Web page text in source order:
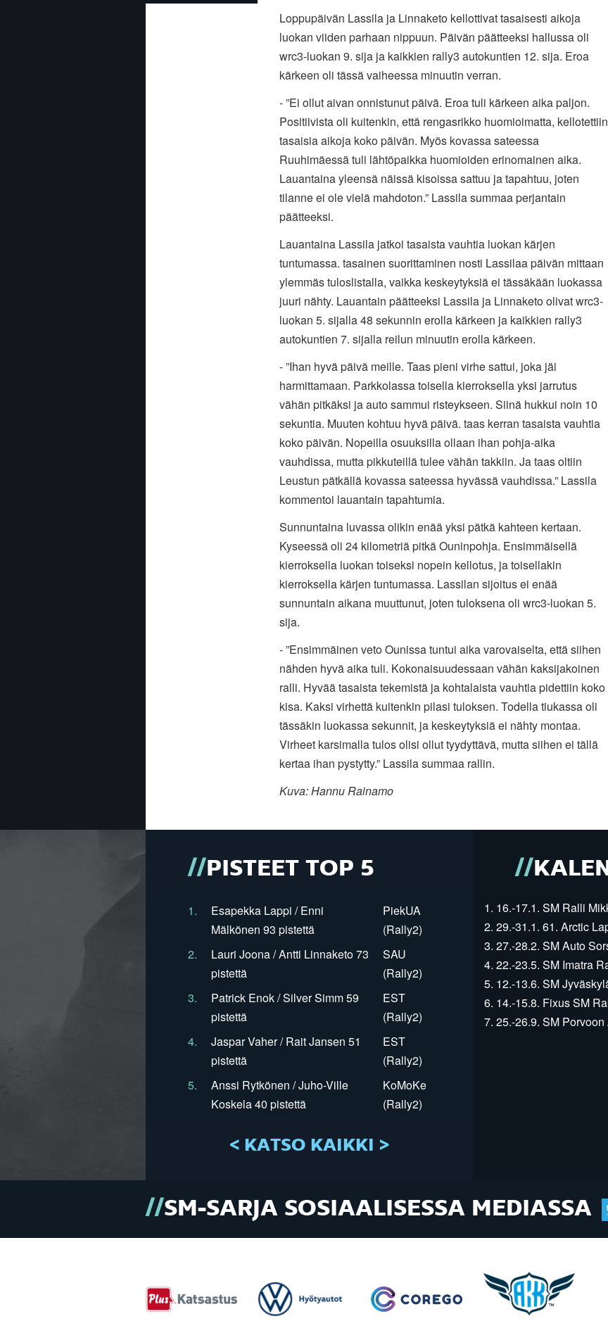
Loppupäivän Lassila ja Linnaketo kellottivat tasaisesti aikoja
luokan viiden parhaan nippuun. Päivän päätteeksi hallussa oli
wrc3-luokan 9. sija ja kaikkien rally3 autokuntien 12. sija. Eroa
kärkeen oli tässä vaiheessa minuutin verran.
- ”Ei ollut aivan onnistunut päivä. Eroa tuli kärkeen aika paljon.
Positiivista oli kuitenkin, että rengasrikko huomioimatta, kellotettiin
tasaisia aikoja koko päivän. Myös kovassa sateessa
Ruuhimäessä tuli lähtöpaikka huomioiden erinomainen aika.
Lauantaina yleensä näissä kisoissa sattuu ja tapahtuu, joten
tilanne ei ole vielä mahdoton.” Lassila summaa perjantain
päätteeksi.
Lauantaina Lassila jatkoi tasaista vauhtia luokan kärjen
tuntumassa. tasainen suorittaminen nosti Lassilaa päivän mittaan
ylemmäs tuloslistalla, vaikka keskeytyksiä ei tässäkään luokassa
juuri nähty. Lauantain päätteeksi Lassila ja Linnaketo olivat wrc3-
luokan 5. sijalla 48 sekunnin erolla kärkeen ja kaikkien rally3
autokuntien 7. sijalla reilun minuutin erolla kärkeen.
- ”Ihan hyvä päivä meille. Taas pieni virhe sattui, joka jäi
harmittamaan. Parkkolassa toisella kierroksella yksi jarrutus
vähän pitkäksi ja auto sammui risteykseen. Siinä hukkui noin 10
sekuntia. Muuten kohtuu hyvä päivä. taas kerran tasaista vauhtia
koko päivän. Nopeilla osuuksilla ollaan ihan pohja-aika
vauhdissa, mutta pikkuteillä tulee vähän takkiin. Ja taas oltiin
Leustun pätkällä kovassa sateessa hyvässä vauhdissa.” Lassila
kommentoi lauantain tapahtumia.
Sunnuntaina luvassa olikin enää yksi pätkä kahteen kertaan.
Kyseessä oli 24 kilometriä pitkä Ouninpohja. Ensimmäisellä
kierroksella luokan toiseksi nopein kellotus, ja toisellakin
kierroksella kärjen tuntumassa. Lassilan sijoitus ei enää
sunnuntain aikana muuttunut, joten tuloksena oli wrc3-luokan 5.
sija.
- ”Ensimmäinen veto Ounissa tuntui aika varovaiselta, että siihen
nähden hyvä aika tuli. Kokonaisuudessaan vähän kaksijakoinen
ralli. Hyvää tasaista tekemistä ja kohtalaista vauhtia pidettiin koko
kisa. Kaksi virhettä kuitenkin pilasi tuloksen. Todella tiukassa oli
tässäkin luokassa sekunnit, ja keskeytyksiä ei nähty montaa.
Virheet karsimalla tulos olisi ollut tyydyttävä, mutta siihen ei tällä
kertaa ihan pystytty.” Lassila summaa rallin.
Kuva: Hannu Rainamo
PISTEET TOP 5
1.
Esapekka Lappi / Enni
Mälkönen 93 pistettä
PiekUA
(Rally2)
2.
Lauri Joona / Antti Linnaketo 73
pistettä
SAU
(Rally2)
3.
Patrick Enok / Silver Simm 59
pistettä
EST
(Rally2)
4.
Jaspar Vaher / Rait Jansen 51
pistettä
EST
(Rally2)
5.
Anssi Rytkönen / Juho-Ville
Koskela 40 pistettä
KoMoKe
(Rally2)
< KATSO KAIKKI >
1. 16.-17.1. SM Ralli
2. 29.-31.1. 61. Arctic
3. 27.-28.2. SM Auto
4. 22.-23.5. SM Imatra
5. 12.-13.6. SM
6. 14.-15.8. Fixus SM
7. 25.-26.9. SM
SM-SARJA SOSIAALISESSA MEDIASSA